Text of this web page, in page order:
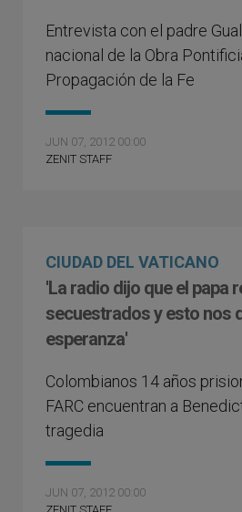
Entrevista con el padre
nacional de la Obra
Propagación de la Fe
JUN 07, 2012 00:00
ZENIT STAFF
CIUDAD DEL VATICANO
'La radio dijo que el papa
secuestrados y esto nos
esperanza'
Colombianos 14 años
FARC encuentran a
tragedia
JUN 07, 2012 00:00